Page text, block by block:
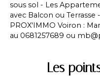
sous sol - Les
avec Balcon ou
PROX'IMMO Voiron :
au 0681257689 ou
Les